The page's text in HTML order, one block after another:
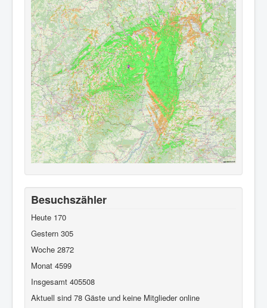
Besuchszähler
Heute 170
Gestern 305
Woche 2872
Monat 4599
Insgesamt 405508
Aktuell sind 78 Gäste und keine Mitglieder online